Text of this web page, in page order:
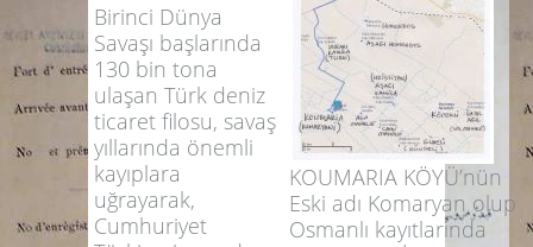
Birinci Dünya
Savaşı başlarında
130 bin tona
ulaşan Türk deniz
ticaret filosu, savaş
yıllarında önemli
kayıplara
uğrayarak,
Cumhuriyet
KOUMARIA KÖYÜ’nün
Eski adı Komaryan olup
Osmanlı kayıtlarında